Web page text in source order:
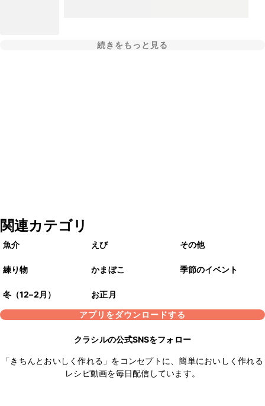
続きをもっと見る
関連カテゴリ
魚介 えび その他
練り物 かまぼこ 季節のイベント
冬（12–2月）
お正月
アプリをダウンロードする
クラシルの公式SNSをフォロー
「きちんとおいしく作れる」をコンセプトに、簡単においしく作れる
レシピ動画を毎日配信しています。